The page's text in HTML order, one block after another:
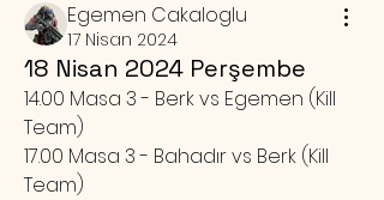
Egemen Cakaloglu
17 Nisan 2024
18 Nisan 2024 Perşembe
14.00 Masa 3 - Berk vs Egemen (Kill
Team)
17.00 Masa 3 - Bahadır vs Berk (Kill
Team)